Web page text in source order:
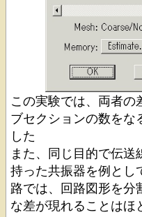
この実験では、両者の
ブセクションの数をな
した
また、同じ目的で伝
持った共振器を例とし
路では、回路図形を分
な差が現れることはほ